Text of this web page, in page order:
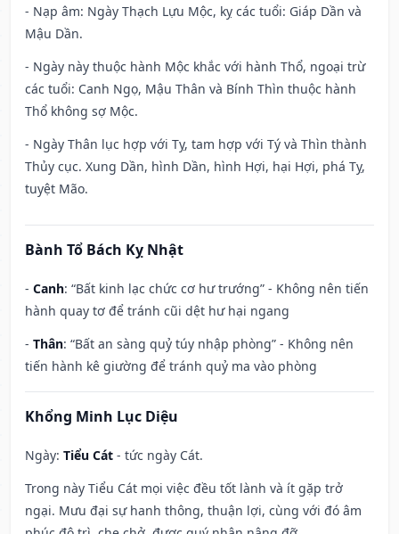
- Nạp âm: Ngày Thạch Lựu Mộc, kỵ các tuổi: Giáp Dần và
Mậu Dần.
- Ngày này thuộc hành Mộc khắc với hành Thổ, ngoại trừ
các tuổi: Canh Ngọ, Mậu Thân và Bính Thìn thuộc hành
Thổ không sợ Mộc.
- Ngày Thân lục hợp với Tỵ, tam hợp với Tý và Thìn thành
Thủy cục. Xung Dần, hình Dần, hình Hợi, hại Hợi, phá Tỵ,
tuyệt Mão.
Bành Tổ Bách Kỵ Nhật
- Canh: “Bất kinh lạc chức cơ hư trướng” - Không nên tiến
hành quay tơ để tránh cũi dệt hư hại ngang
- Thân: “Bất an sàng quỷ túy nhập phòng” - Không nên
tiến hành kê giường để tránh quỷ ma vào phòng
Khổng Minh Lục Diệu
Ngày: Tiểu Cát - tức ngày Cát.
Trong này Tiểu Cát mọi việc đều tốt lành và ít gặp trở
ngại. Mưu đại sự hanh thông, thuận lợi, cùng với đó âm